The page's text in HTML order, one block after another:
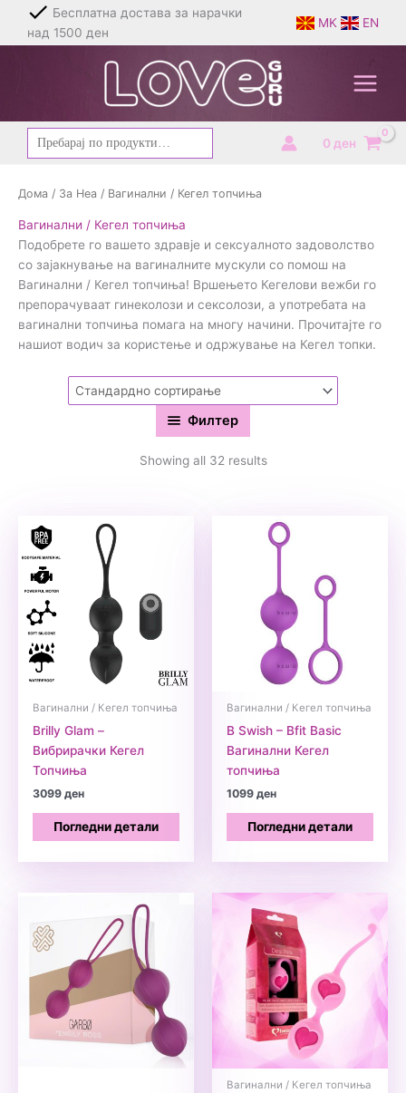
content
Бесплатна достава за нарачки
над 1500 ден
MK EN
Барај
за:
0 ден
Дома / За Неа / Вагинални / Кегел топчиња
Вагинални / Кегел топчиња
Подобрете го вашето здравје и сексуалното задоволство
со зајакнување на вагиналните мускули со помош на
Вагинални / Кегел топчиња! Вршењето Кегелови вежби го
препорачуваат гинеколози и сексолози, а употребата на
вагинални топчиња помага на многу начини. Прочитајте го
нашиот водич за користење и одржување на Кегел топки.
Филтер
Showing all 32 results
Вагинални / Кегел топчиња
Brilly Glam –
Вибрирачки Кегел
Топчиња
3099ден
Погледни детали
Вагинални / Кегел топчиња
B Swish – Bfit Basic
Вагинални Кегел
топчиња
1099ден
Погледни детали
Вагинални / Кегел топчиња